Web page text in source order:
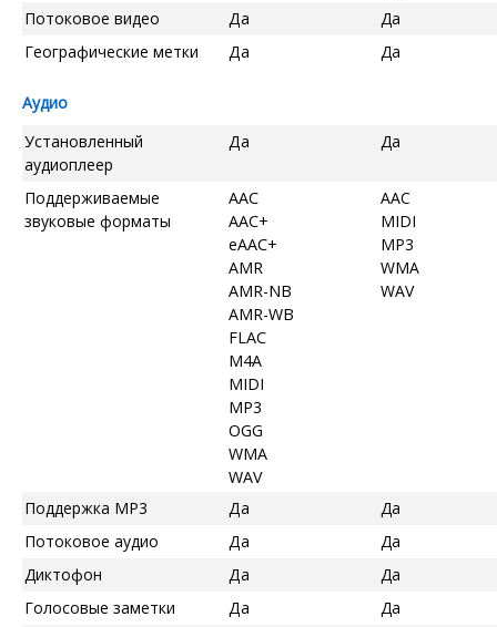
Потоковое видео
Да
Да
Географические метки
Да Да
Аудио
Установленный
аудиоплеер
Да Да
Поддерживаемые
звуковые форматы
AAC
AAC+
eAAC+
AMR
AMR-NB
AMR-WB
FLAC
M4A
MIDI
MP3
OGG
WMA
WAV
AAC
MIDI
MP3
WMA
WAV
Поддержка MP3 Да
Да
Потоковое аудио
Да
Да
Диктофон
Да
Да
Голосовые заметки
Да
Да